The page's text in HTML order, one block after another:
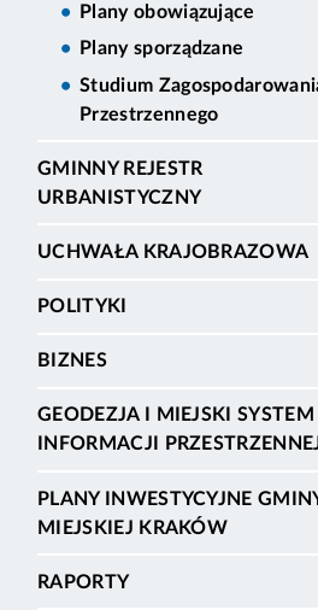
Plany obowiązujące
Plany sporządzane
Studium
Przestrzennego
GMINNY REJESTR
URBANISTYCZNY
UCHWAŁA KRAJOBRAZOWA
POLITYKI
BIZNES
GEODEZJA I MIEJSKI SYSTEM
INFORMACJI
PLANY INWESTYCYJNE
MIEJSKIEJ KRAKÓW
RAPORTY